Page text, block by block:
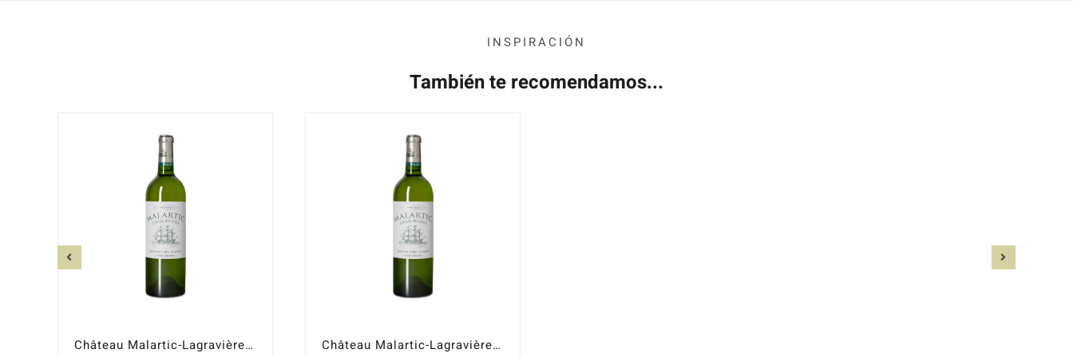
INSPIRACIÓN
También te recomendamos...
Château Malartic-Lagravière blanco 2019 Château Malartic-Lagravière blanco 2017